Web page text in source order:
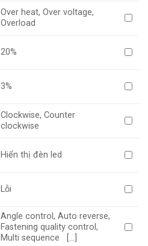
Over heat, Over voltage,
Overload
20%
3%
Clockwise, Counter
clockwise
Hiển thị đèn led
Lỗi
Angle control, Auto reverse,
Fastening quality control,
Multi sequence
[…]